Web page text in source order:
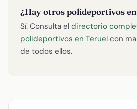
¿Hay otros polideportivos
Sí. Consulta el directorio
polideportivos en Teruel con
de todos ellos.